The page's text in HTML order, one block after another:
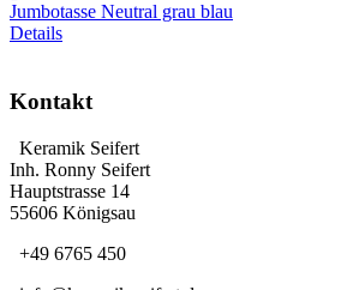
Jumbotasse Neutral grau blau
Details
Kontakt
Keramik Seifert
Inh. Ronny Seifert
Hauptstrasse 14
55606 Königsau
+49 6765 450